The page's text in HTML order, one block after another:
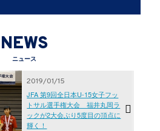
NEWS
ニュース
2019/01/15
JFA 第9回全日本U-15女子フッ
トサル選手権大会 福井丸岡ラ
ックが2大会ぶり5度目の頂点に
輝く！